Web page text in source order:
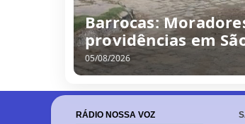
Barrocas:
providências em
05/08/2026
RÁDIO NOSSA VOZ